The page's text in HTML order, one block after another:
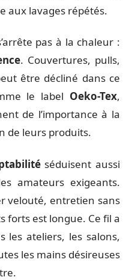
aux lavages répétés.
pas à la chaleur :
. Couvertures, pulls,
être décliné dans ce
le label Oeko-Tex,
de l’importance à la
de leurs produits.
séduisent aussi
amateurs exigeants.
velouté, entretien sans
forts est longue. Ce fil a
les ateliers, les salons,
les mains désireuses